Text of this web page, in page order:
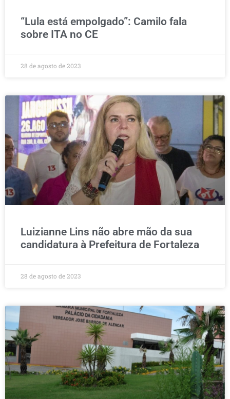
“Lula está empolgado”: Camilo fala
sobre ITA no CE
28 de agosto de 2023
Luizianne Lins não abre mão da sua
candidatura à Prefeitura de Fortaleza
28 de agosto de 2023